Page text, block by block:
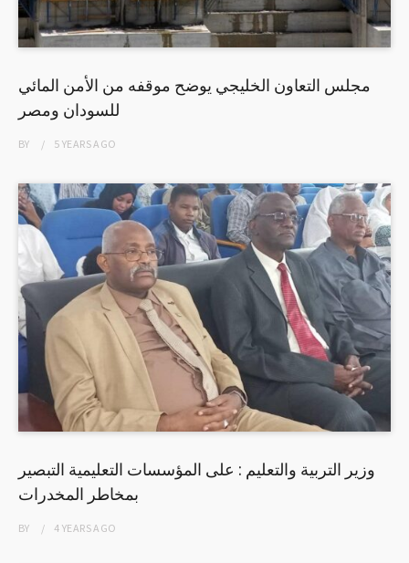
مجلس التعاون الخليجي يوضح موقفه من الأمن المائي
للسودان ومصر
BY 5 YEARSAGO
وزير التربية والتعليم : على المؤسسات التعليمية التبصير
بمخاطر المخدرات
BY 4 YEARSAGO